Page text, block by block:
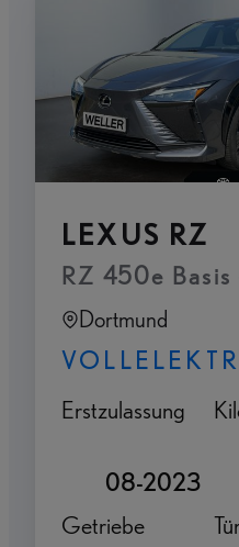
LEXUS RZ
RZ 450e Basis
Dortmund
Erstzulassung
08-2023
Getriebe